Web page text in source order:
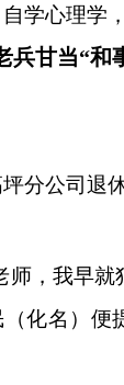
自学心理学
兵甘当“和
分公司退
师，我早
化名）便